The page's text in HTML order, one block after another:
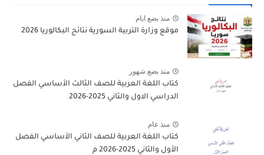
منذ بضع ايام
موقع وزارة التربية السورية نتائج البكالوريا 2026
منذ بضع شهور
كتاب اللغة العربية للصف الثالث الأساسي الفصل
الدراسي الاول والثاني 2025-2026
منذ عام
كتاب اللغة العربية للصف الثاني الأساسي الفصل
الأول والثاني 2025-2026 م